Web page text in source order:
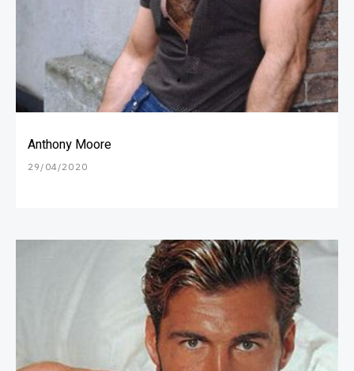
Anthony Moore
29/04/2020